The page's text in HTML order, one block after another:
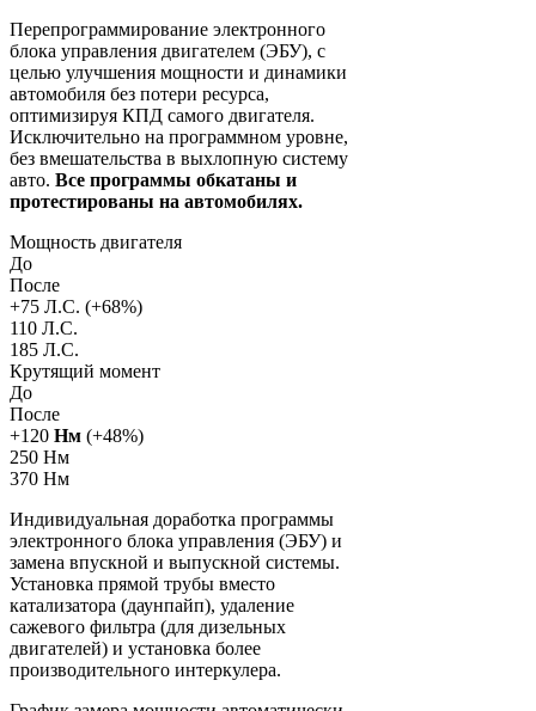
Перепрограммирование электронного
блока управления двигателем (ЭБУ), с
целью улучшения мощности и динамики
автомобиля без потери ресурса,
оптимизируя КПД самого двигателя.
Исключительно на программном уровне,
без вмешательства в выхлопную систему
авто. Все программы обкатаны и
протестированы на автомобилях.
Мощность двигателя
До
После
+75 Л.С. (+68%)
110 Л.С.
185 Л.С.
Крутящий момент
До
После
+120 Нм (+48%)
250 Нм
370 Нм
Индивидуальная доработка программы
электронного блока управления (ЭБУ) и
замена впускной и выпускной системы.
Установка прямой трубы вместо
катализатора (даунпайп), удаление
сажевого фильтра (для дизельных
двигателей) и установка более
производительного интеркулера.